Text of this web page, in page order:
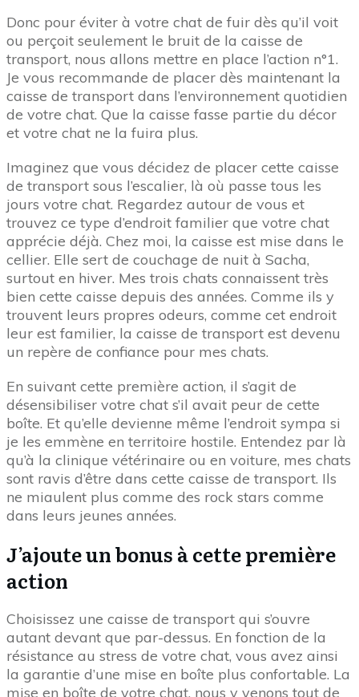
Donc pour éviter à votre chat de fuir dès qu’il voit
ou perçoit seulement le bruit de la caisse de
transport, nous allons mettre en place l’action n°1.
Je vous recommande de placer dès maintenant la
caisse de transport dans l’environnement quotidien
de votre chat. Que la caisse fasse partie du décor
et votre chat ne la fuira plus.
Imaginez que vous décidez de placer cette caisse
de transport sous l’escalier, là où passe tous les
jours votre chat. Regardez autour de vous et
trouvez ce type d’endroit familier que votre chat
apprécie déjà. Chez moi, la caisse est mise dans le
cellier. Elle sert de couchage de nuit à Sacha,
surtout en hiver. Mes trois chats connaissent très
bien cette caisse depuis des années. Comme ils y
trouvent leurs propres odeurs, comme cet endroit
leur est familier, la caisse de transport est devenu
un repère de confiance pour mes chats.
En suivant cette première action, il s’agit de
désensibiliser votre chat s’il avait peur de cette
boîte. Et qu’elle devienne même l’endroit sympa si
je les emmène en territoire hostile. Entendez par là
qu’à la clinique vétérinaire ou en voiture, mes chats
sont ravis d’être dans cette caisse de transport. Ils
ne miaulent plus comme des rock stars comme
dans leurs jeunes années.
J’ajoute un bonus à cette première
action
Choisissez une caisse de transport qui s’ouvre
autant devant que par-dessus. En fonction de la
résistance au stress de votre chat, vous avez ainsi
la garantie d’une mise en boîte plus confortable. La
mise en boîte de votre chat, nous y venons tout de